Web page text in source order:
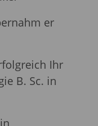
er
Ihr
B. Sc. in